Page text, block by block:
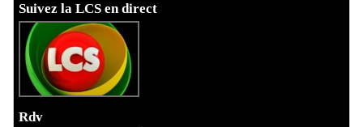
Suivez la LCS en direct
Rdv